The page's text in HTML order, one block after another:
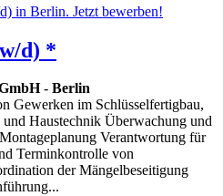
d) *
- Berlin
Gewerken im Schlüsselfertigbau,
und Haustechnik Überwachung und
Verantwortung für
Terminkontrolle von
der Mängelbeseitigung